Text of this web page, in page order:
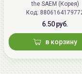
the SAEM (Корея)
Код:
6.50 руб.
в корзину